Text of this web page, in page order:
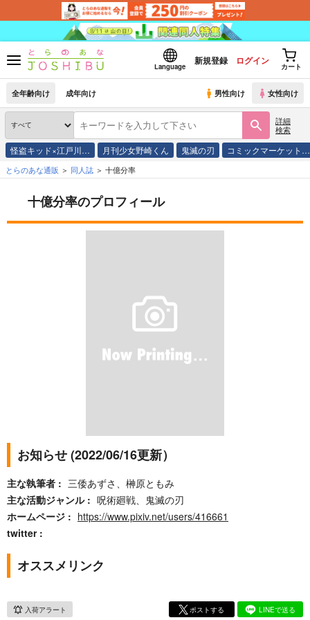
Language
新規登録 ログイン
カート
全年齢向け 成年向け 男性向け 女性向け
詳細
検索
怪盗キッド×江戸川… 月刊少女野崎くん 鬼滅の刃 コミックマーケット…
とらのあな通販 同人誌 十億分率
十億分率のプロフィール
お知らせ (2022/06/16更新）
主な執筆者
三倭あずさ、榊原ともみ
主な活動ジャンル
呪術廻戦、鬼滅の刃
ホームページ
https://www.pixiv.net/users/416661
twitter
オススメリンク
入荷アラート ポストする LINEで送る